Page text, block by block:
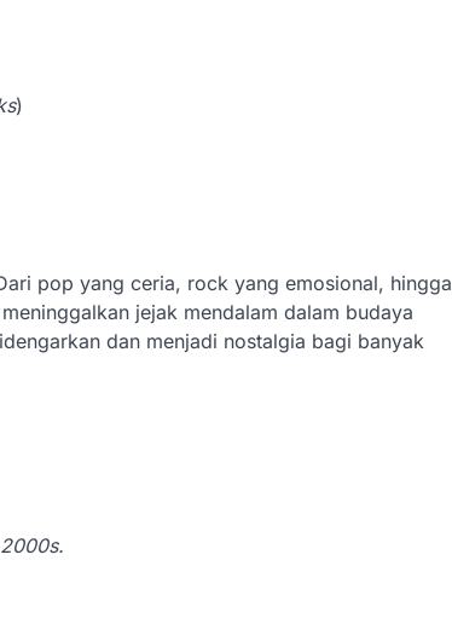
)
pop yang ceria, rock yang emosional, hingga
jejak mendalam dalam budaya
dan menjadi nostalgia bagi banyak